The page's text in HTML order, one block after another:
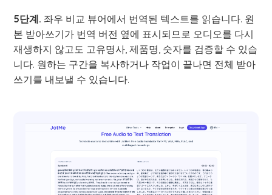
5단계. 좌우 비교 뷰어에서 번역된 텍스트를 읽습니다. 원
본 받아쓰기가 번역 버전 옆에 표시되므로 오디오를 다시
재생하지 않고도 고유명사, 제품명, 숫자를 검증할 수 있습
니다. 원하는 구간을 복사하거나 작업이 끝나면 전체 받아
쓰기를 내보낼 수 있습니다.